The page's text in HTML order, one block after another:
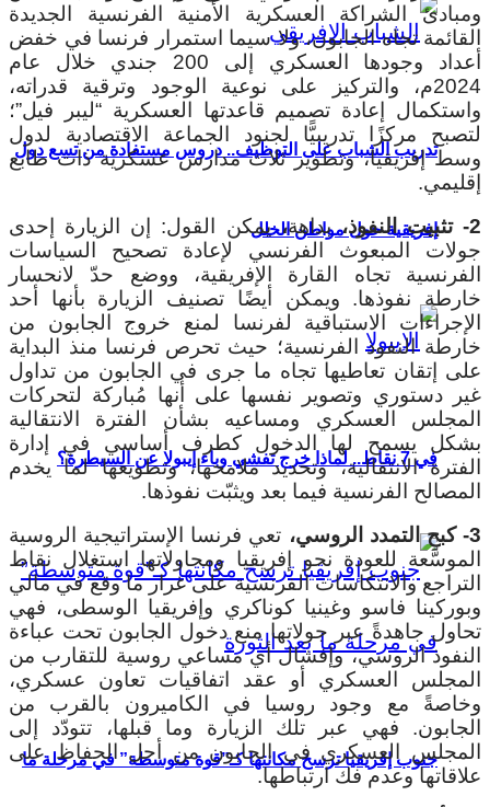
تدريب الشباب على التوظيف.. دروس مستفادة من تسع دول
إفريقية حول مواطن الخلل
في 7 نقاط.. لماذا خرج تفشي وباء إيبولا عن السيطرة؟
جنوب إفريقيا ترسخ مكانتها كـ”قوة متوسطة” في مرحلة ما
ومبادئ الشراكة العسكرية الأمنية الفرنسية الجديدة
القائمة تجاه الجابون، ولا سيما استمرار فرنسا في خفض
أعداد وجودها العسكري إلى 200 جندي خلال عام
2024م، والتركيز على نوعية الوجود وترقية قدراته،
واستكمال إعادة تصميم قاعدتها العسكرية “ليبر فيل”؛
لتصبح مركزًا تدريبيًّا لجنود الجماعة الاقتصادية لدول
وسط إفريقيا، وتطوير ثلاث مدارس عسكرية ذات طابع
إقليمي.
2- تثبيت النفوذ،
بداهة،يمكن القول: إن الزيارة إحدى
جولات المبعوث الفرنسي لإعادة تصحيح السياسات
الفرنسية تجاه القارة الإفريقية، ووضع حدّ لانحسار
خارطة نفوذها. ويمكن أيضًا تصنيف الزيارة بأنها أحد
الإجراءات الاستباقية لفرنسا لمنع خروج الجابون من
خارطة النفوذ الفرنسية؛ حيث تحرص فرنسا منذ البداية
على إتقان تعاطيها تجاه ما جرى في الجابون من تداول
غير دستوري وتصوير نفسها على أنها مُباركة لتحركات
المجلس العسكري ومساعيه بشأن الفترة الانتقالية
بشكل يسمح لها الدخول كطرف أساسي في إدارة
الفترة الانتقالية، وتحديد ملامحها، وتطويعها لما يخدم
المصالح الفرنسية فيما بعد ويثبّت نفوذها.
3- كبح التمدد الروسي،
تعي فرنسا الإستراتيجية الروسية
الموسَّعة للعودة نحو إفريقيا ومحاولاتها استغلال نقاط
التراجع والانتكاسات الفرنسية على غرار ما وقع في مالي
وبوركينا فاسو وغينيا كوناكري وإفريقيا الوسطى، فهي
تحاول جاهدةً عبر جولاتها منع دخول الجابون تحت عباءة
النفوذ الروسي، وإفشال أي مساعي روسية للتقارب من
المجلس العسكري أو عقد اتفاقيات تعاون عسكري،
وخاصةً مع وجود روسيا في الكاميرون بالقرب من
الجابون. فهي عبر تلك الزيارة وما قبلها، تتودّد إلى
المجلس العسكري في الجابون من أجل الحفاظ على
علاقاتها وعدم فك ارتباطها.